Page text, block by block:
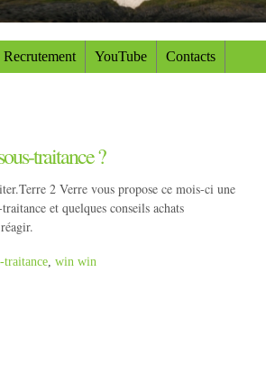
Recrutement YouTube Contacts
traitance ?
2 Verre vous propose ce mois-ci une
et quelques conseils achats
traitance win win